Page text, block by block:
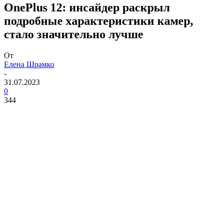
OnePlus 12: инсайдер раскрыл
подробные характеристики камер,
стало значительно лучше
От
Елена Шрамко
-
31.07.2023
0
344